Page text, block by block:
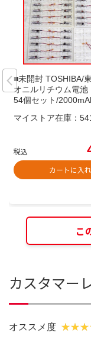
■未開封 TOSHIBA/
オニルリチウム電池
54個セット/
マイストア在庫：
税込
カートに入
こ
カスタマー
オススメ度